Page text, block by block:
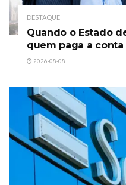
DESTAQUE
Quando o Estado
quem paga a conta
2026-08-08